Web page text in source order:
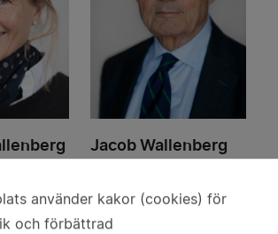
Jacob Wallenberg
använder kakor (cookies) för
och förbättrad